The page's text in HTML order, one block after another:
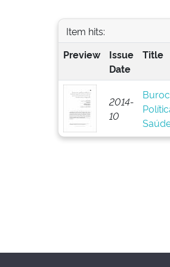
Item hits:
Preview
Issue
Date
Title
2014-
10